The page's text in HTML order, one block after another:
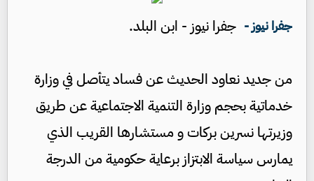
جفرا نيوز - جفرا نيوز - ابن البلد.
من جديد نعاود الحديث عن فساد يتأصل في وزارة
خدماتية بحجم وزارة التنمية الاجتماعية عن طريق
وزيرتها نسرين بركات و مستشارها القريب الذي
يمارس سياسة الابتزاز برعاية حكومية من الدرجة